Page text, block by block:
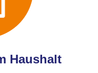
Haushalt